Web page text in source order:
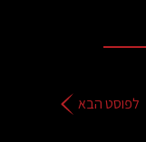
לפוסט הבא